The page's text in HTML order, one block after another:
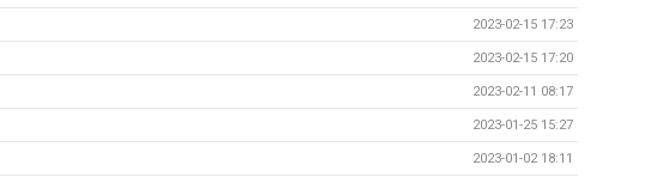
2023-02-15 17:23
2023-02-15 17:20
2023-02-11 08:17
2023-01-25 15:27
2023-01-02 18:11